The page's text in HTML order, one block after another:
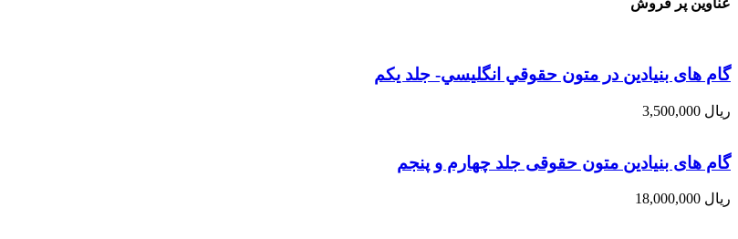
عناوین پر فروش
گام های بنیادین در متون حقوقي انگليسي- جلد يكم
ریال
گام های بنیادین متون حقوقی جلد چهارم و پنجم
ریال